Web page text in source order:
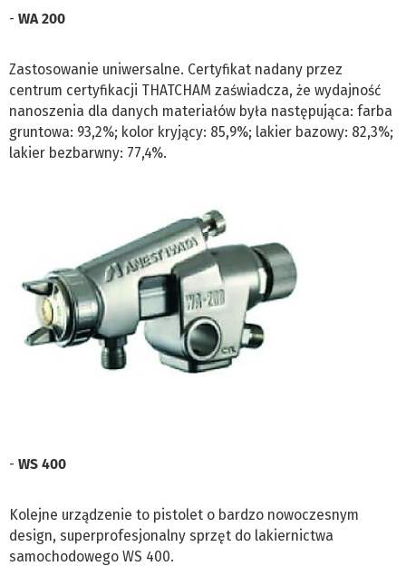
- WA 200
Zastosowanie uniwersalne. Certyfikat nadany przez
centrum certyfikacji THATCHAM zaświadcza, że wydajność
nanoszenia dla danych materiałów była następująca: farba
gruntowa: 93,2%; kolor kryjący: 85,9%; lakier bazowy: 82,3%;
lakier bezbarwny: 77,4%.
- WS 400
Kolejne urządzenie to pistolet o bardzo nowoczesnym
design, superprofesjonalny sprzęt do lakiernictwa
samochodowego WS 400.